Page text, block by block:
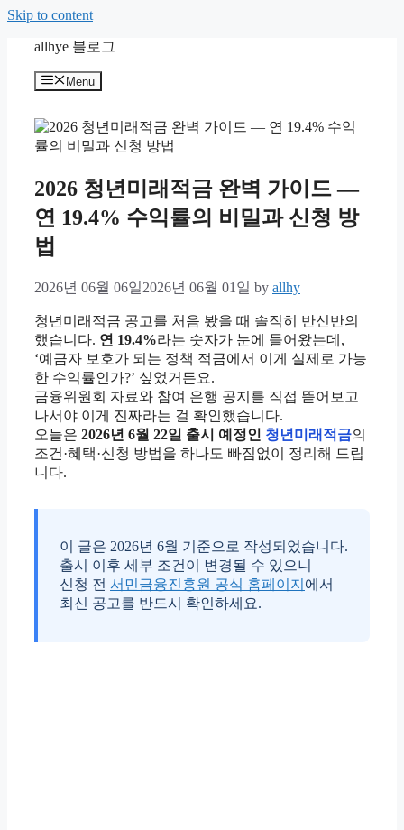
Skip to content
allhye 블로그
Menu
2026 청년미래적금 완벽 가이드 —
연 19.4% 수익률의 비밀과 신청 방
법
2026년 06월 06일2026년 06월 01일 by allhy
청년미래적금 공고를 처음 봤을 때 솔직히 반신반의
했습니다. 연 19.4%라는 숫자가 눈에 들어왔는데,
‘예금자 보호가 되는 정책 적금에서 이게 실제로 가능
한 수익률인가?’ 싶었거든요.
금융위원회 자료와 참여 은행 공지를 직접 뜯어보고
나서야 이게 진짜라는 걸 확인했습니다.
오늘은 2026년 6월 22일 출시 예정인 청년미래적금의
조건·혜택·신청 방법을 하나도 빠짐없이 정리해 드립
니다.
이 글은 2026년 6월 기준으로 작성되었습니다.
출시 이후 세부 조건이 변경될 수 있으니
신청 전 서민금융진흥원 공식 홈페이지 에서
최신 공고를 반드시 확인하세요.